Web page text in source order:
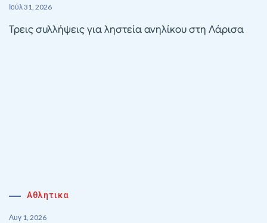
Ιούλ 31, 2026
Τρεις συλλήψεις για ληστεία ανηλίκου στη Λάρισα
Αθλητικα
Αυγ 1, 2026